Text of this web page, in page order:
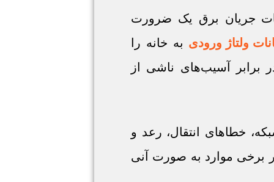
جریان برق یک ضرورت
ولتاژ ورودی به خانه را
برابر آسیب‌های ناشی از
خطاهای انتقال، رعد و
برخی موارد به صورت آنی